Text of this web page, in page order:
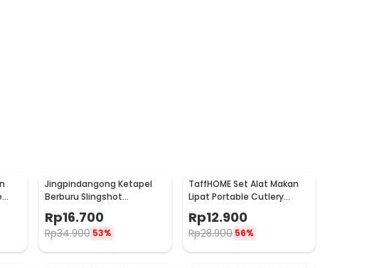
Jingpindangong Ketapel
Berburu Slingshot
Aluminium Alloy - OD-014
Rp16.700
Rp34.900 53%
TaffHOME Set Alat Makan
Lipat Portable Cutlery
Rp12.900
Rp28.900 56%